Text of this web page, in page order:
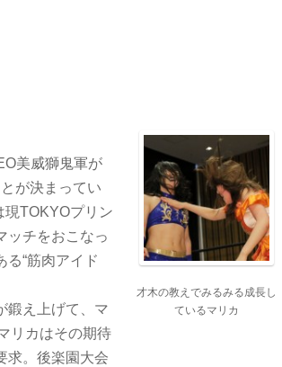
才木の教えでみるみる成長し
ているマリカ
美威獅鬼軍が
が決まってい
TOKYOプリン
ッチをおこなっ
“筋肉アイド
え上げて、 マ
リカはその期待
。 後楽園大会